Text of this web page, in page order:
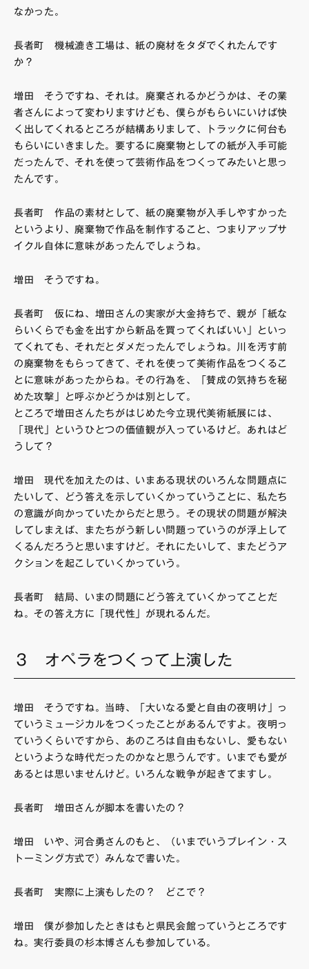
なかった。
長者町 機械漉き工場は、紙の廃材をタダでくれたんです
か？
増田 そうですね、それは。廃棄されるかどうかは、その業
者さんによって変わりますけども、僕らがもらいにいけば快
く出してくれるところが結構ありまして、トラックに何台も
もらいにいきました。要するに廃棄物としての紙が入手可能
だったんで、それを使って芸術作品をつくってみたいと思っ
たんです。
長者町 作品の素材として、紙の廃棄物が入手しやすかった
というより、廃棄物で作品を制作すること、つまりアップサ
イクル自体に意味があったんでしょうね。
増田 そうですね。
長者町 仮にね、増田さんの実家が大金持ちで、親が「紙な
らいくらでも金を出すから新品を買ってくればいい」といっ
てくれても、それだとダメだったんでしょうね。川を汚す前
の廃棄物をもらってきて、それを使って美術作品をつくるこ
とに意味があったからね。その行為を、「賛成の気持ちを秘
めた攻撃」と呼ぶかどうかは別として。
ところで増田さんたちがはじめた今立現代美術紙展には、
「現代」というひとつの価値観が入っているけど。あれはど
うして？
増田 現代を加えたのは、いまある現状のいろんな問題点に
たいして、どう答えを示していくかっていうことに、私たち
の意識が向かっていたからだと思う。その現状の問題が解決
してしまえば、またちがう新しい問題っていうのが浮上して
くるんだろうと思いますけど。それにたいして、またどうア
クションを起こしていくかっていう。
長者町 結局、いまの問題にどう答えていくかってことだ
ね。その答え方に「現代性」が現れるんだ。
３ オペラをつくって上演した
増田 そうですね。当時、「大いなる愛と自由の夜明け」っ
ていうミュージカルをつくったことがあるんですよ。夜明っ
ていうくらいですから、あのころは自由もないし、愛もない
というような時代だったのかなと思うんです。いまでも愛が
あるとは思いませんけど。いろんな戦争が起きてますし。
長者町 増田さんが脚本を書いたの？
増田 いや、河合勇さんのもと、（いまでいうブレイン・ス
トーミング方式で）みんなで書いた。
長者町 実際に上演もしたの？ どこで？
増田 僕が参加したときはもと県民会館っていうところです
ね。実行委員の杉本博さんも参加している。